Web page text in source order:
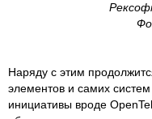
Наряду с этим
элементов и самих
инициативы вроде